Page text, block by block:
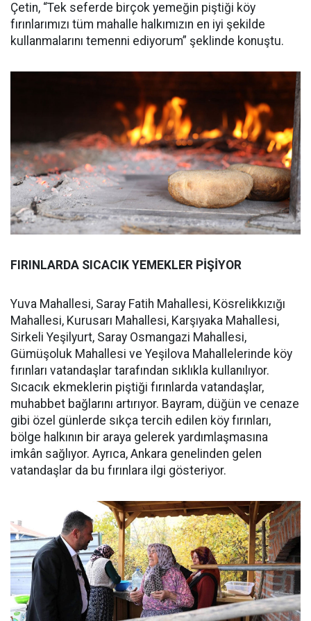
Çetin, “Tek seferde birçok yemeğin piştiği köy
fırınlarımızı tüm mahalle halkımızın en iyi şekilde
kullanmalarını temenni ediyorum” şeklinde konuştu.
FIRINLARDA SICACIK YEMEKLER PİŞİYOR
Yuva Mahallesi, Saray Fatih Mahallesi, Kösrelikkızığı
Mahallesi, Kurusarı Mahallesi, Karşıyaka Mahallesi,
Sirkeli Yeşilyurt, Saray Osmangazi Mahallesi,
Gümüşoluk Mahallesi ve Yeşilova Mahallelerinde köy
fırınları vatandaşlar tarafından sıklıkla kullanılıyor.
Sıcacık ekmeklerin piştiği fırınlarda vatandaşlar,
muhabbet bağlarını artırıyor. Bayram, düğün ve cenaze
gibi özel günlerde sıkça tercih edilen köy fırınları,
bölge halkının bir araya gelerek yardımlaşmasına
imkân sağlıyor. Ayrıca, Ankara genelinden gelen
vatandaşlar da bu fırınlara ilgi gösteriyor.